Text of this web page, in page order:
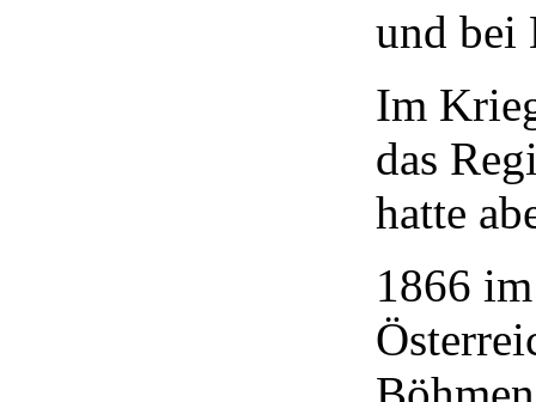
und bei
Im
das
hatte
1866